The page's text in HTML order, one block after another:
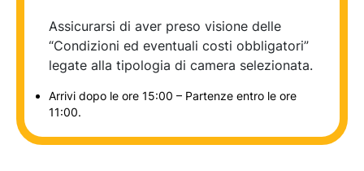
Assicurarsi di aver preso visione delle
“Condizioni ed eventuali costi obbligatori”
legate alla tipologia di camera selezionata.
Arrivi dopo le ore 15:00 – Partenze entro le ore
11:00.